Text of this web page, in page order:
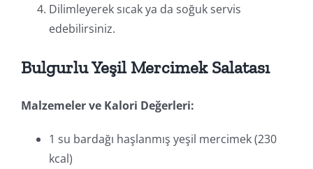
Dilimleyerek sıcak ya da soğuk servis
edebilirsiniz.
Bulgurlu Yeşil Mercimek Salatası
Malzemeler ve Kalori Değerleri:
1 su bardağı haşlanmış yeşil mercimek (230
kcal)